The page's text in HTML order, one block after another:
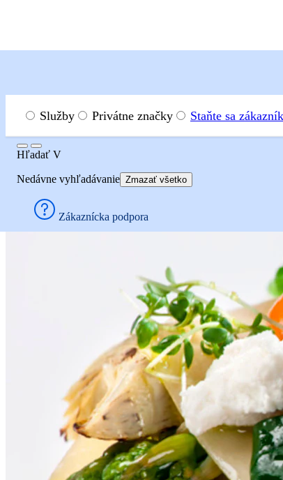
Menu
Hľadať
Hľadať V
Nedávne vyhľadávanie Zmazať všetko
Zákaznícka podpora
Služby Privátne značky Staňte sa